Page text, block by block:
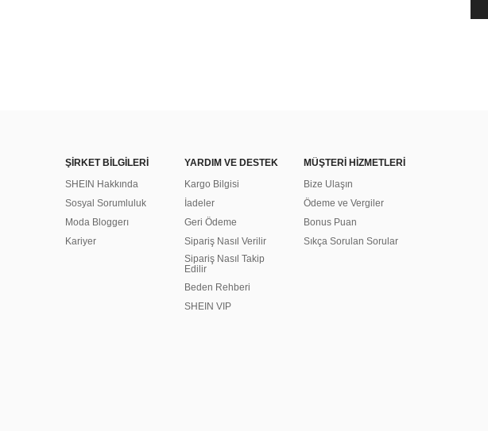
ŞİRKET BİLGİLERİ
SHEIN Hakkında
Sosyal Sorumluluk
Moda Bloggerı
Kariyer
YARDIM VE DESTEK
Kargo Bilgisi
İadeler
Geri Ödeme
Sipariş Nasıl Verilir
Sipariş Nasıl Takip
Edilir
Beden Rehberi
SHEIN VIP
MÜŞTERİ HİZMETLERİ
Bize Ulaşın
Ödeme ve Vergiler
Bonus Puan
Sıkça Sorulan Sorular